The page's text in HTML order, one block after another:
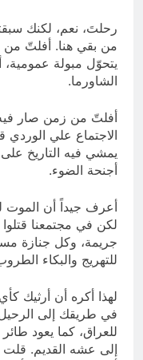
رحلتَ، نعم، لكنك
من بقي هنا. أفلتّ من
يتحوّل مبولة عمومية،
الشاورما.
أفلتّ من زمن صار
الاجتماع علي الوردي
يمشي فيه التاريخ
أجنحة الضوء.
أعرف جيداً أن الموت
لكن في مجتمعنا
جريمة، وكل جنازة
للتهريج والبكاء
لهذا أكره أن أرثيك
في طريقك إلى
للعراق، كما يعود
إلى عشه القديم. قلت